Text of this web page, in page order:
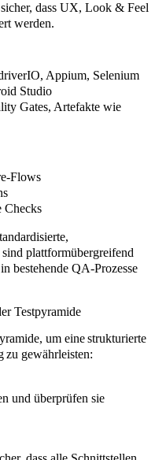
dass UX, Look & Feel
werden.
Appium, Selenium
Studio
Gates, Artefakte wie
Flows
Checks
plattformübergreifend
bestehende QA-Prozesse
Testpyramide
um eine strukturierte
zu gewährleisten:
und überprüfen sie